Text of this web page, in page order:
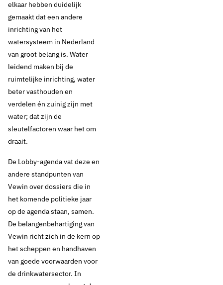
Vewin publiceert
Lobby-agenda 2020-
2021
Geen thema
elkaar hebben duidelijk
gemaakt dat een andere
inrichting van het
watersysteem in Nederland
van groot belang is. Water
leidend maken bij de
ruimtelijke inrichting, water
beter vasthouden en
verdelen én zuinig zijn met
water; dat zijn de
sleutelfactoren waar het om
draait.
De Lobby-agenda vat deze en
andere standpunten van
Vewin over dossiers die in
het komende politieke jaar
op de agenda staan, samen.
De belangenbehartiging van
Vewin richt zich in de kern op
het scheppen en handhaven
van goede voorwaarden voor
de drinkwatersector. In